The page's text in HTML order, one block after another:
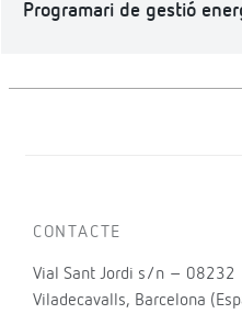
Programari de gestió
CONTACTE
Vial Sant Jordi s/n – 08232
Viladecavalls, Barcelona